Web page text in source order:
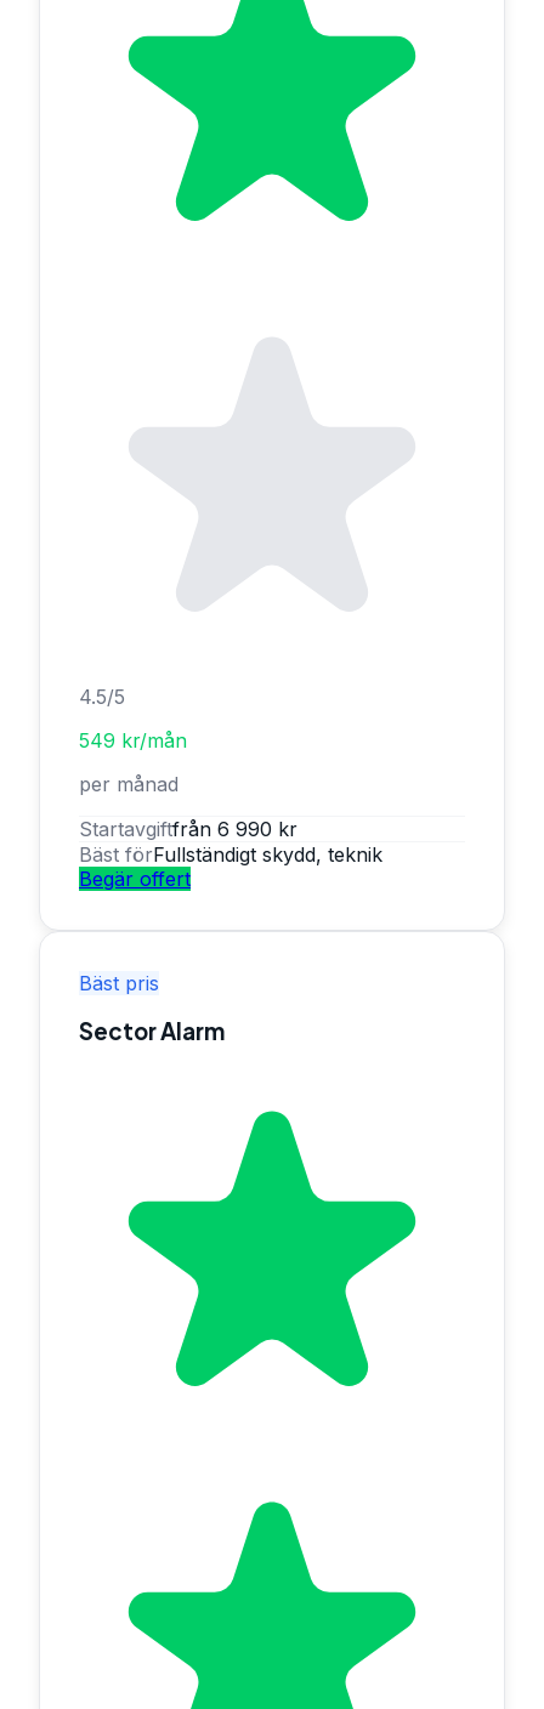
4.5/5
549 kr/mån
per månad
Startavgiftfrån 6 990 kr
Bäst förFullständigt skydd, teknik
Begär offert
Bäst pris
Sector Alarm